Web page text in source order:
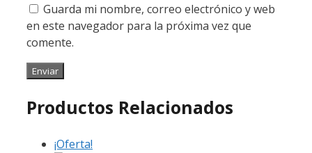
Guarda mi nombre, correo electrónico y web
en este navegador para la próxima vez que
comente.
Productos Relacionados
¡Oferta!